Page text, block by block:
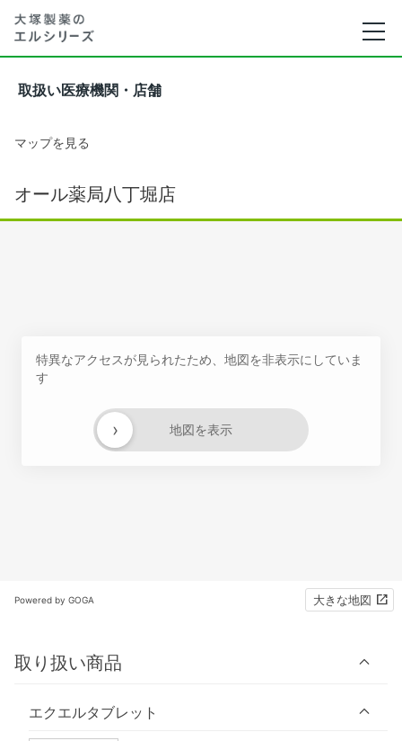
取扱い医療機関・店舗
マップを見る
オール薬局八丁堀店
特異なアクセスが見られたため、地図を非表示にしていま
す
地図を表示
›
Powered by GOGA 大きな地図
取り扱い商品
エクエルタブレット